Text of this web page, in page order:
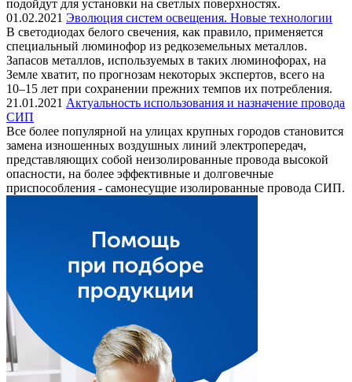
подойдут для установки на светлых поверхностях.
01.02.2021 Эволюция систем освещения. Новые технологии
В светодиодах белого свечения, как правило, применяется
специальный люминофор из редкоземельных металлов.
Запасов металлов, используемых в таких люминофорах, на
Земле хватит, по прогнозам некоторых экспертов, всего на
10–15 лет при сохранении прежних темпов их потребления.
21.01.2021 Актуальность использования и назначение провода
СИП
Все более популярной на улицах крупных городов становится
замена изношенных воздушных линий электропередач,
представляющих собой неизолированные провода высокой
опасности, на более эффективные и долговечные
приспособления - самонесущие изолированные провода СИП.